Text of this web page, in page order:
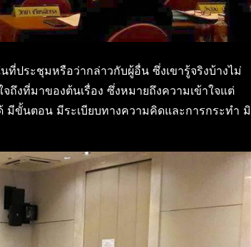
ประชุมหรือว่ากล่าวกับผู้อื่น ซึ่งเขารู้จริงบ้างไม่
จถึงที่มาของต้นเรื่อง ซึ่งหมายถึงความเข้าใจแต่
มีขั้นตอน มีระเบียบทางความคิดและการกระทำ มิ